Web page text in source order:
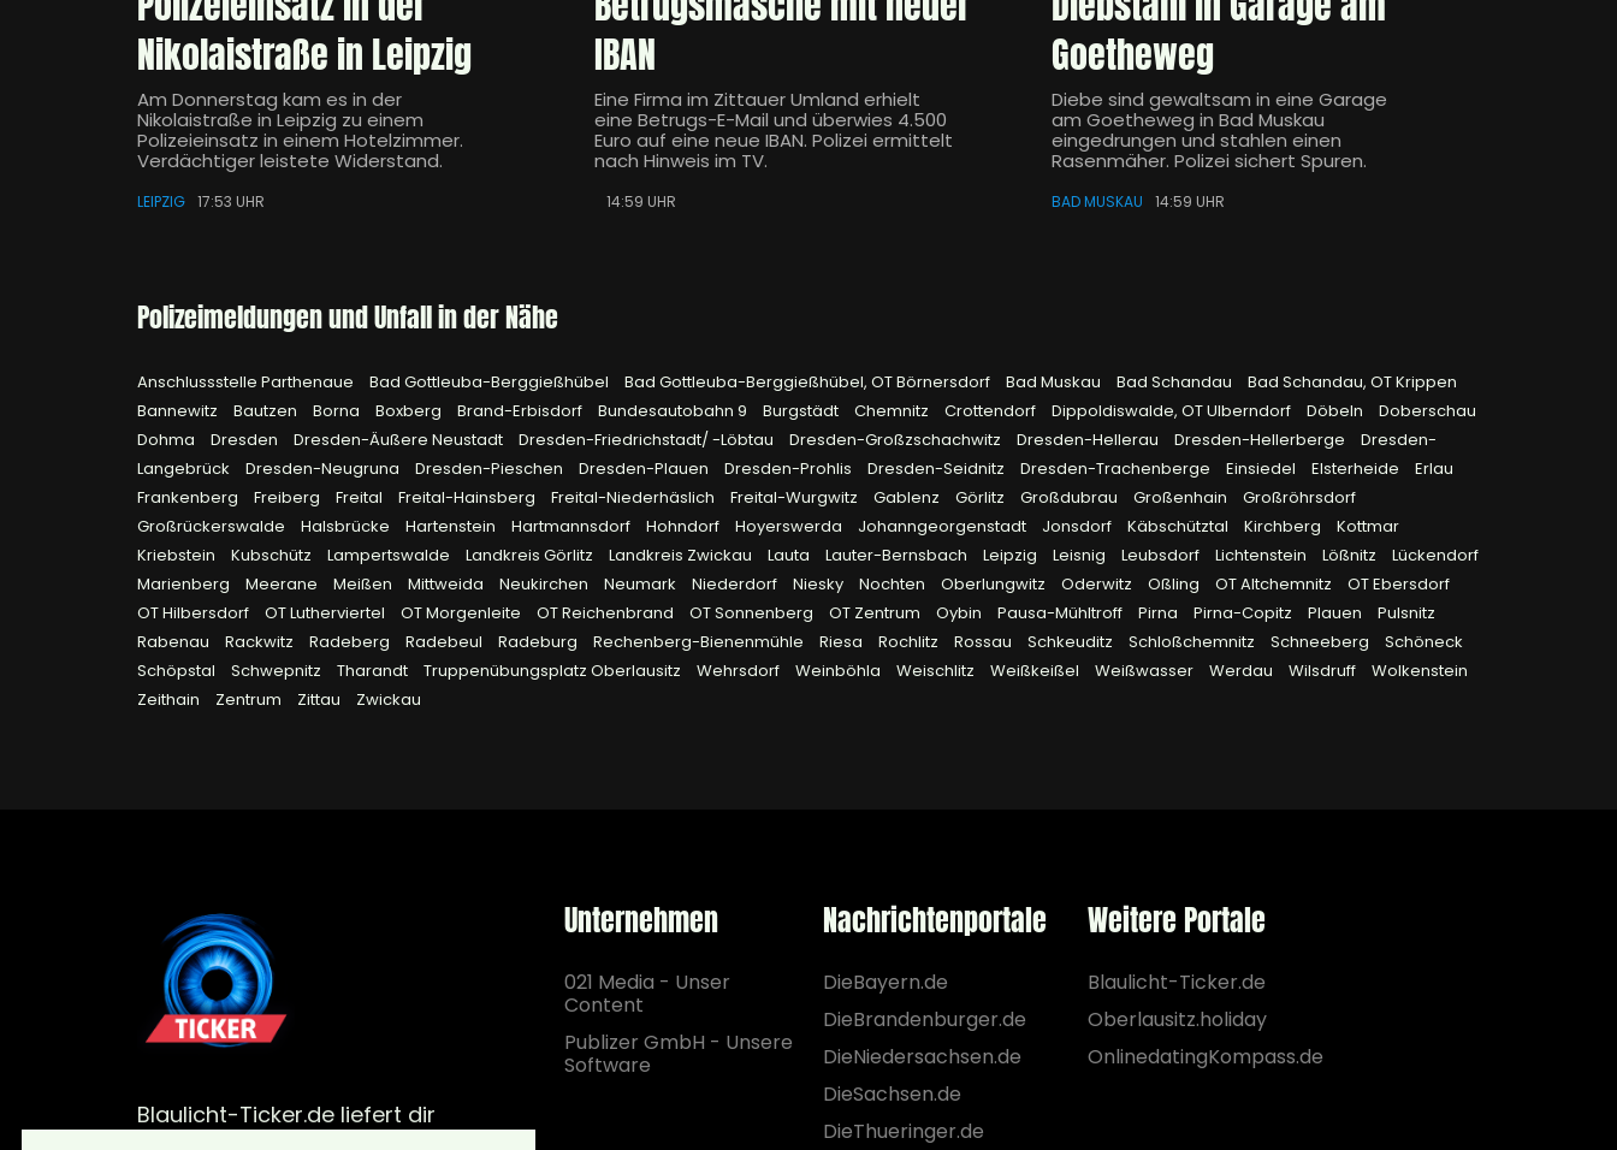
Nikolaistraße in Leipzig
Am Donnerstag kam es in der
Nikolaistraße in Leipzig zu einem
Polizeieinsatz in einem Hotelzimmer.
Verdächtiger leistete Widerstand.
LEIPZIG 17:53 UHR
IBAN
Eine Firma im Zittauer Umland erhielt
eine Betrugs-E-Mail und überwies 4.500
Euro auf eine neue IBAN. Polizei ermittelt
nach Hinweis im TV.
14:59 UHR
Goetheweg
Diebe sind gewaltsam in eine Garage
am Goetheweg in Bad Muskau
eingedrungen und stahlen einen
Rasenmäher. Polizei sichert Spuren.
BAD MUSKAU 14:59 UHR
Polizeimeldungen und Unfall in der Nähe
Anschlussstelle Parthenaue Bad Gottleuba-Berggießhübel Bad Gottleuba-Berggießhübel, OT Börnersdorf Bad Muskau Bad Schandau
Bad Schandau, OT Krippen
Bannewitz
Bautzen Borna Boxberg Brand-Erbisdorf Bundesautobahn 9 Burgstädt Chemnitz Crottendorf Dippoldiswalde, OT Ulberndorf Döbeln
Doberschau
Dohma
Dresden Dresden-Äußere Neustadt Dresden-Friedrichstadt/ -Löbtau Dresden-Großzschachwitz Dresden-Hellerau Dresden-Hellerberge
Dresden-
Langebrück
Dresden-Neugruna Dresden-Pieschen Dresden-Plauen Dresden-Prohlis Dresden-Seidnitz Dresden-Trachenberge Einsiedel Elsterheide
Erlau
Frankenberg
Freiberg Freital Freital-Hainsberg Freital-Niederhäslich Freital-Wurgwitz Gablenz Görlitz Großdubrau Großenhain
Großröhrsdorf
Großrückerswalde
Halsbrücke Hartenstein Hartmannsdorf Hohndorf Hoyerswerda Johanngeorgenstadt Jonsdorf Käbschütztal Kirchberg
Kottmar
Kriebstein
Kubschütz Lampertswalde Landkreis Görlitz Landkreis Zwickau Lauta Lauter-Bernsbach Leipzig Leisnig Leubsdorf Lichtenstein Lößnitz
Lückendorf
Marienberg
Meerane Meißen Mittweida Neukirchen Neumark Niederdorf Niesky Nochten Oberlungwitz Oderwitz Oßling OT Altchemnitz
OT Ebersdorf
OT Hilbersdorf
OT Lutherviertel OT Morgenleite OT Reichenbrand OT Sonnenberg OT Zentrum Oybin Pausa-Mühltroff Pirna Pirna-Copitz Plauen
Pulsnitz
Rabenau
Rackwitz Radeberg Radebeul Radeburg Rechenberg-Bienenmühle Riesa Rochlitz Rossau Schkeuditz Schloßchemnitz Schneeberg
Schöneck
Schöpstal
Schwepnitz Tharandt Truppenübungsplatz Oberlausitz Wehrsdorf Weinböhla Weischlitz Weißkeißel Weißwasser Werdau Wilsdruff
Wolkenstein
Zeithain
Zentrum Zittau Zwickau
Blaulicht-Ticker.de liefert dir
Unternehmen
021 Media - Unser
Content
Publizer GmbH - Unsere
Software
Nachrichtenportale
DieBayern.de
DieBrandenburger.de
DieNiedersachsen.de
DieSachsen.de
DieThueringer.de
Weitere Portale
Blaulicht-Ticker.de
Oberlausitz.holiday
OnlinedatingKompass.de